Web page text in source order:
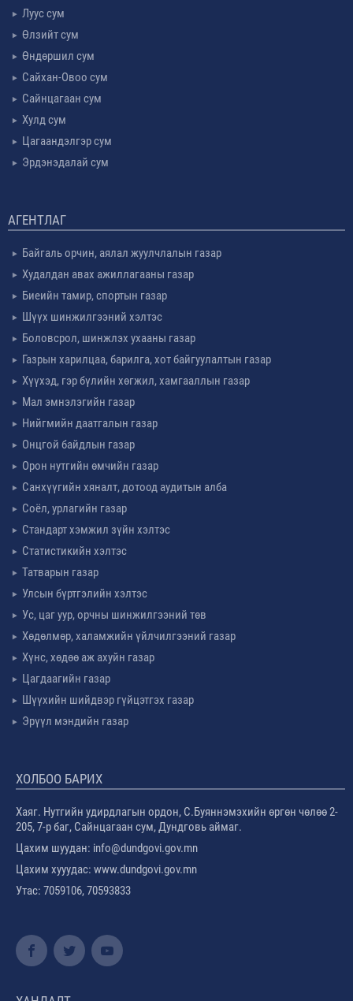
Луус сум
Өлзийт сум
Өндөршил сум
Сайхан-Овоо сум
Сайнцагаан сум
Хулд сум
Цагаандэлгэр сум
Эрдэнэдалай сум
АГЕНТЛАГ
Байгаль орчин, аялал жуулчлалын газар
Худалдан авах ажиллагааны газар
Биеийн тамир, спортын газар
Шүүх шинжилгээний хэлтэс
Боловсрол, шинжлэх ухааны газар
Газрын харилцаа, барилга, хот байгуулалтын газар
Хүүхэд, гэр бүлийн хөгжил, хамгааллын газар
Мал эмнэлэгийн газар
Нийгмийн даатгалын газар
Онцгой байдлын газар
Орон нутгийн өмчийн газар
Санхүүгийн хяналт, дотоод аудитын алба
Соёл, урлагийн газар
Стандарт хэмжил зүйн хэлтэс
Статистикийн хэлтэс
Татварын газар
Улсын бүртгэлийн хэлтэс
Ус, цаг уур, орчны шинжилгээний төв
Хөдөлмөр, халамжийн үйлчилгээний газар
Хүнс, хөдөө аж ахуйн газар
Цагдаагийн газар
Шүүхийн шийдвэр гүйцэтгэх газар
Эрүүл мэндийн газар
ХОЛБОО БАРИХ
Хаяг. Нутгийн удирдлагын ордон, С.Буяннэмэхийн өргөн чөлөө 2-
205, 7-р баг, Сайнцагаан сум, Дундговь аймаг.
Цахим шуудан: info@dundgovi.gov.mn
Цахим хууудас: www.dundgovi.gov.mn
Утас: 7059106, 70593833